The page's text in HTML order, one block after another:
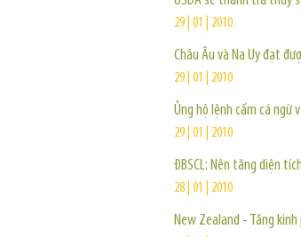
29 | 01 | 2010
Châu Âu và Na Uy đạt
29 | 01 | 2010
Ủng hộ lệnh cấm cá ngừ
29 | 01 | 2010
ĐBSCL: Nên tăng diện
28 | 01 | 2010
New Zealand - Tăng